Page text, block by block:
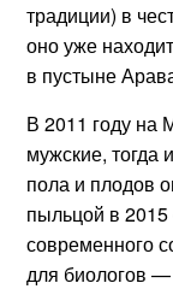
традиции) в
оно уже
в пустыне
В 2011 году на
мужские, тогда
пола и плодов
пыльцой в
современного
для биологов